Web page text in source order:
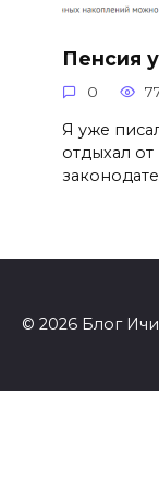
Пенсия
0
Я уже
отдыхал
© 2026 Блог Ичи